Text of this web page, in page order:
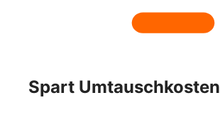
Spart Umtauschkosten